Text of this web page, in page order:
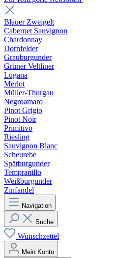
Blauer Zweigelt
Cabernet Sauvignon
Chardonnay
Dornfelder
Grauburgunder
Grüner Veltliner
Lugana
Merlot
Müller-Thurgau
Negroamaro
Pinot Grigio
Pinot Noir
Primitivo
Riesling
Sauvignon Blanc
Scheurebe
Spätburgunder
Tempranillo
Weißburgunder
Zinfandel
Navigation
Suche
Wunschzettel
Mein Konto